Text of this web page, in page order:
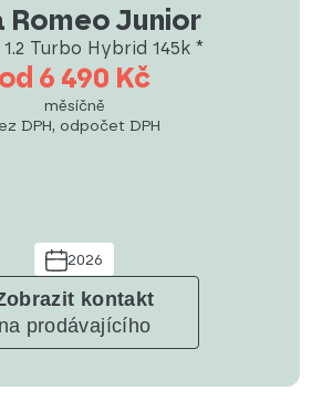
Alfa Romeo Junior
Turbo Hybrid 145k *
od 6 490 Kč
měsíčně
bez DPH, odpočet DPH
2026
kontakt
na prodávajícího